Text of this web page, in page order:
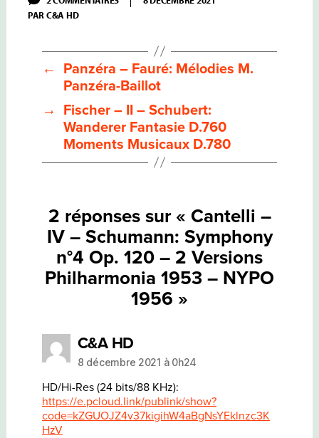
CANTELLI
SCHUMANN:
SYMPHONY
OP.
–
2
VERSIONS
PHILHARMONIA
PAR C&A HD
←
Panzéra – Fauré: Mélodies M.
Panzéra-Baillot
→
Fischer – II – Schubert:
Wanderer Fantasie D.760
Moments Musicaux D.780
2 réponses sur « Cantelli –
IV – Schumann: Symphony
n°4 Op. 120 – 2 Versions
Philharmonia 1953 – NYPO
1956 »
C&A HDdit :
8 décembre 2021 à 0h24
HD/Hi-Res (24 bits/88 KHz):
https://e.pcloud.link/publink/show?
code=kZGUOJZ4v37kigihW4aBgNsYEklnzc3K
HzV